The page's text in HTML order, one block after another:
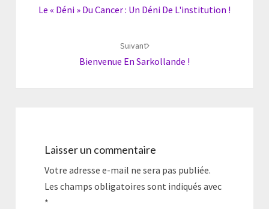
Le « Déni » Du Cancer : Un Déni De L'institution !
Suivant
Bienvenue En Sarkollande !
Laisser un commentaire
Votre adresse e-mail ne sera pas publiée.
Les champs obligatoires sont indiqués avec
*